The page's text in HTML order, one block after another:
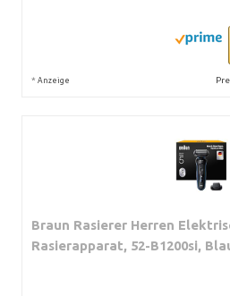
* Anzeige
Braun Rasierer Herren
Rasierapparat, 52-B1200si,